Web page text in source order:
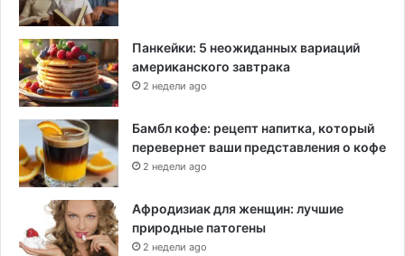
Панкейки: 5 неожиданных вариаций
американского завтрака
2 недели ago
Бамбл кофе: рецепт напитка, который
перевернет ваши представления о кофе
2 недели ago
Афродизиак для женщин: лучшие
природные патогены
2 недели ago